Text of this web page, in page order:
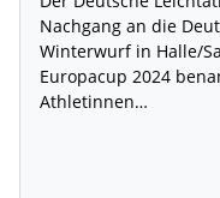
Nachgang an die
Winterwurf in Halle/
Europacup 2024
Athletinnen…